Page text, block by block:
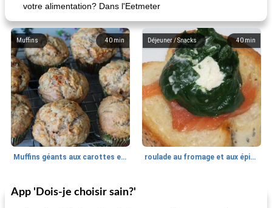
votre alimentation? Dans l'Eetmeter
40 min
Muffins
Muffins géants aux carottes et à la banane de Nif
40 min
Déjeuner / Snacks
roulade au fromage et aux épinards
30min
Marques de confiance: recettes et
astuces
App 'Dois-je choisir sain?'